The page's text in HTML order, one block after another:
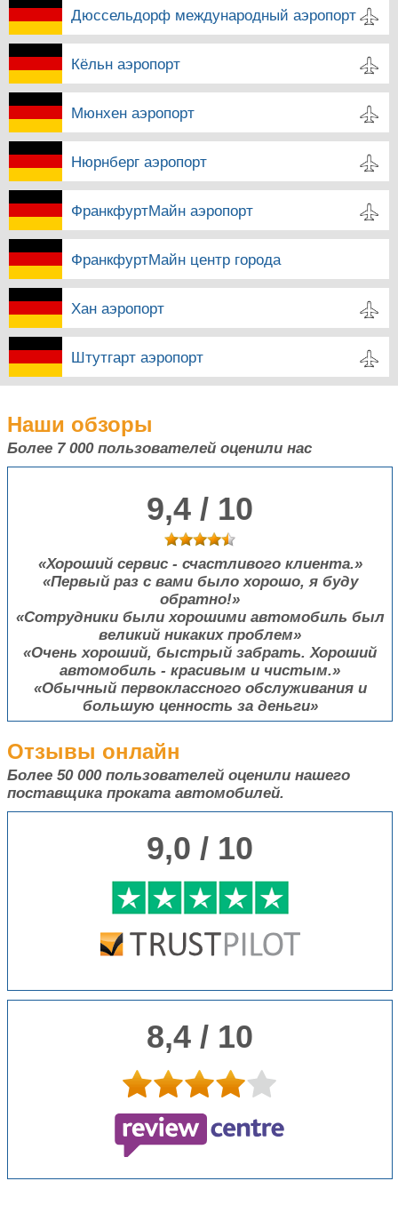
Дюссельдорф международный аэропорт
Кёльн аэропорт
Мюнхен аэропорт
Нюрнберг аэропорт
ФранкфуртМайн аэропорт
ФранкфуртМайн центр города
Хан аэропорт
Штутгарт аэропорт
Наши обзоры
Более 7 000пользователей оценили нас
9,4 / 10
Хороший сервис - счастливого клиента.
Первый раз с вами было хорошо, я буду
обратно!
Сотрудники были хорошими автомобиль был
великий никаких проблем
Очень хороший, быстрый забрать. Хороший
автомобиль - красивым и чистым.
Обычный первоклассного обслуживания и
большую ценность за деньги
Отзывы онлайн
Более 50 000пользователей оценили нашего
поставщика проката автомобилей.
9,0 / 10
8,4 / 10